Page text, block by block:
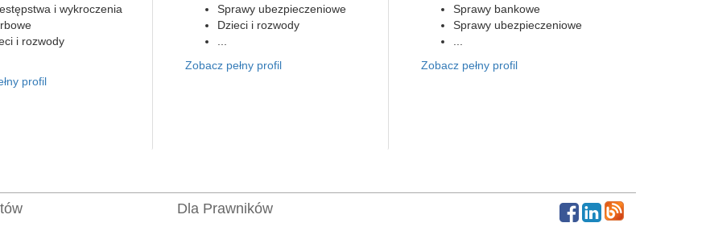
i wykroczenia
i rozwody
profil
Sprawy ubezpieczeniowe
Dzieci i rozwody
Zobacz pełny profil
Sprawy bankowe
Sprawy ubezpieczeniowe
Zobacz pełny profil
Dla Prawników